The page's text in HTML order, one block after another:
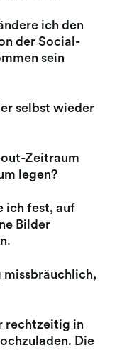
ich den
der Social-
sein
selbst wieder
Zeitraum
legen?
ich fest, auf
Bilder
missbräuchlich,
rechtzeitig in
Die